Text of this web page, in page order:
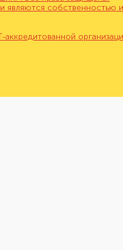
являются собственностью